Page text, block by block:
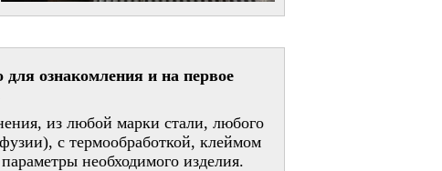
ознакомления и на первое
из любой марки стали, любого
с термообработкой, клеймом
параметры необходимого изделия.